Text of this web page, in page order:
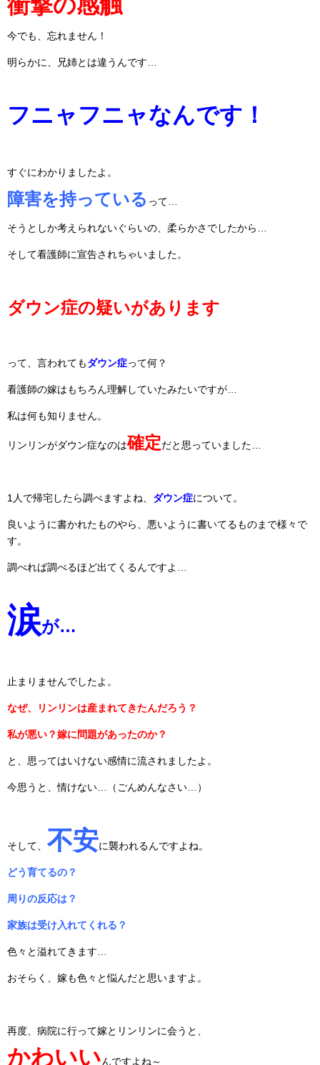
今でも、忘れません！
明らかに、兄姉とは違うんです…
フニャフニャなんです！
すぐにわかりましたよ。
障害を持っている って…
そうとしか考えられないぐらいの、柔らかさでしたから…
そして看護師に宣告されちゃいました。
ダウン症の疑いがあります
って、言われてもダウン症って何？
看護師の嫁はもちろん理解していたみたいですが…
私は何も知りません。
リンリンがダウン症なのは確定だと思っていました…
1人で帰宅したら調べますよね、 ダウン症について。
良いように書かれたものやら、悪いように書いてるものまで様々で
す。
調べれば調べるほど出てくるんですよ…
涙が…
止まりませんでしたよ。
なぜ、リンリンは産まれてきたんだろう？
私が悪い？嫁に問題があったのか？
と、思ってはいけない感情に流されましたよ。
今思うと、情けない…（ごんめんなさい…）
そして、 不安に襲われるんですよね。
どう育てるの？
周りの反応は？
家族は受け入れてくれる？
色々と溢れてきます…
おそらく、嫁も色々と悩んだと思いますよ。
再度、病院に行って嫁とリンリンに会うと、
かわいいんですよね～